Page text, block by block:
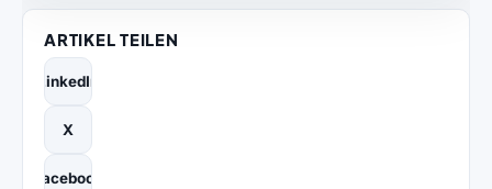
ARTIKEL TEILEN
LinkedIn
X
Facebook